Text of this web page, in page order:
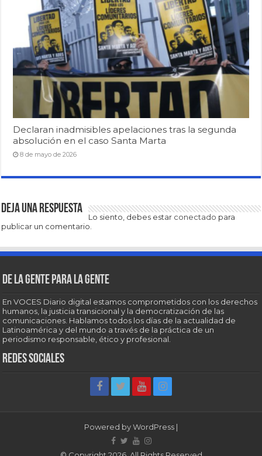
Declaran inadmisibles apelaciones tras la segunda
absolución en el caso Santa Marta
8 de mayo de 2026
Deja una respuesta
Lo siento, debes estar conectado para
publicar un comentario.
De la gente para la gente
En VOCES Diario digital estamos comprometidos con los derechos
humanos, la justicia transicional y la democratización de las
comunicaciones. Hablamos todos los días de la actualidad de
Latinoamérica y del mundo a través de la práctica de un
periodismo responsable, ético y profesional.
Redes sociales
Powered byWordPress |